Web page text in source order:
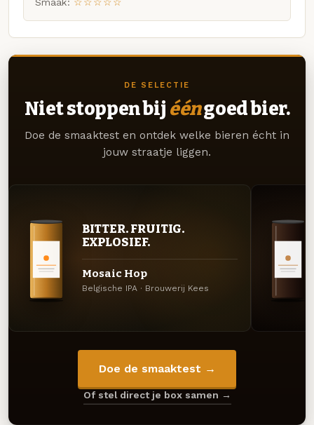
DE SELECTIE
Niet stoppen bij ééngoed bier.
Doe de smaaktest en ontdek welke bieren écht in
jouw straatje liggen.
BITTER. FRUITIG.
EXPLOSIEF.
Mosaic Hop
Belgische IPA · Brouwerij Kees
Doe de smaaktest →
Of stel direct je box samen →